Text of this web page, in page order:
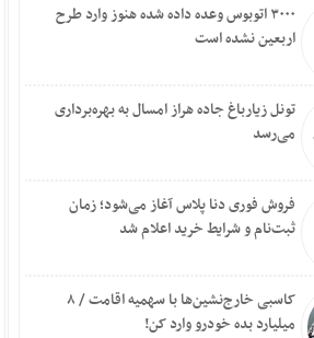
۳۰۰۰ اتوبوس وعده داده شده هنوز وارد طرح
اربعین نشده است
تونل زیارباغ جاده هراز امسال به بهره‌برداری
می‌رسد
فروش فوری دنا پلاس آغاز می‌شود؛ زمان
ثبت‌نام و شرایط خرید اعلام شد
کاسبی خارج‌نشین‌ها با سهمیه اقامت / ۸
میلیارد بده خودرو وارد کن!